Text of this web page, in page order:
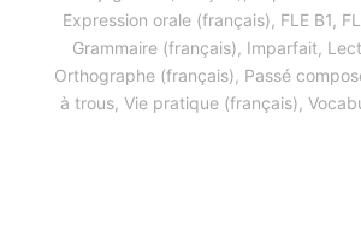
Expression orale (français), FLE B1,
Grammaire (français), Imparfait,
Orthographe (français), Passé
à trous, Vie pratique (français),